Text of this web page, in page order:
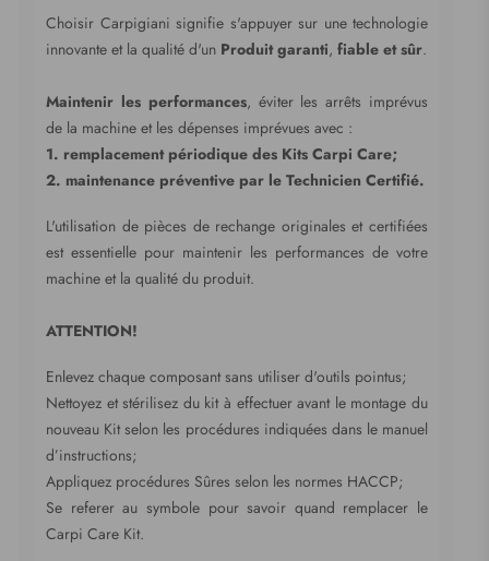
Choisir Carpigiani signifie s'appuyer sur une technologie
innovante et la qualité d'un Produit garanti, fiable et sûr.
Maintenir les performances, éviter les arrêts imprévus
de la machine et les dépenses imprévues avec :
1. remplacement périodique des Kits Carpi Care;
2. maintenance préventive par le Technicien Certifié.
L'utilisation de pièces de rechange originales et certifiées
est essentielle pour maintenir les performances de votre
machine et la qualité du produit.
ATTENTION!
Enlevez chaque composant sans utiliser d'outils pointus;
Nettoyez et stérilisez du kit à effectuer avant le montage du
nouveau Kit selon les procédures indiquées dans le manuel
d’instructions;
Appliquez procédures Sûres selon les normes HACCP;
Se referer au symbole pour savoir quand remplacer le
Carpi Care Kit.